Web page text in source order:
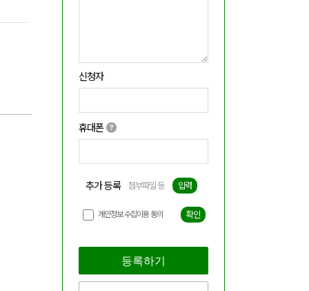
신청자
휴대폰
추가 등록 첨부파일 등 입력
개인정보 수집이용 동의 확인
등록하기